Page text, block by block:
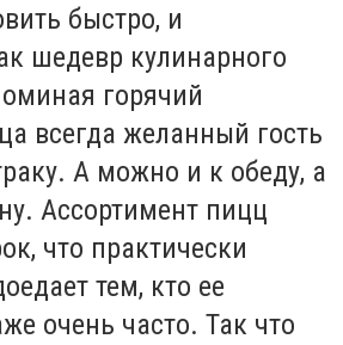
быстро, и
шедевр кулинарного
горячий
всегда желанный гость
А можно и к обеду, а
Ассортимент пицц
что практически
тем, кто ее
очень часто. Так что